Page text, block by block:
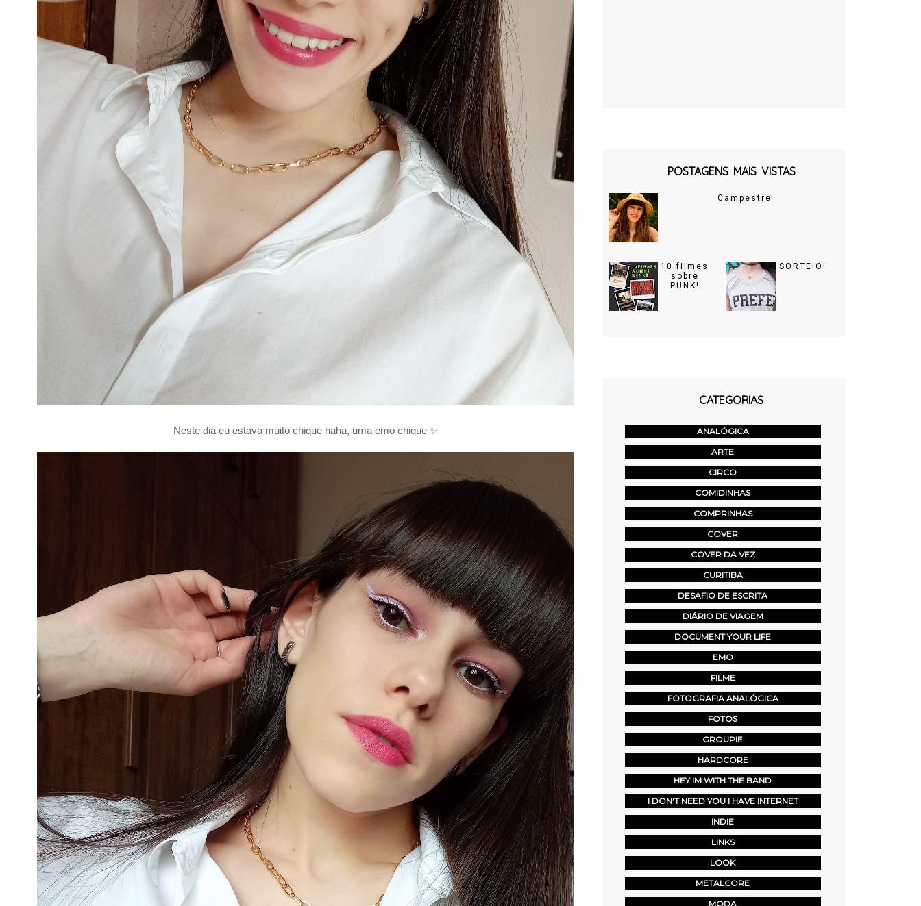
Neste dia eu estava muito chique haha, uma emo chique ✨
POSTAGENS MAIS VISTAS
Campestre
10 filmes
sobre
PUNK!
SORTEIO!
CATEGORIAS
ANALÓGICA
ARTE
CIRCO
COMIDINHAS
COMPRINHAS
COVER
COVER DA VEZ
CURITIBA
DESAFIO DE ESCRITA
DIÁRIO DE VIAGEM
DOCUMENT YOUR LIFE
EMO
FILME
FOTOGRAFIA ANALÓGICA
FOTOS
GROUPIE
HARDCORE
HEY IM WITH THE BAND
I DON'T NEED YOU I HAVE INTERNET
INDIE
LINKS
LOOK
METALCORE
MODA